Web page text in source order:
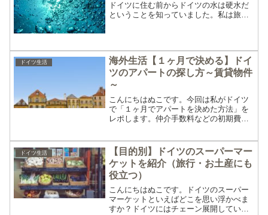
ドイツに住む前からドイツの水は硬水だ
ということを知っていました。私は旅行
きませんでしたが、ドイツ...
ドイツ生活
海外生活【１ヶ月で決める】ドイ
ツのアパートの探し方～賃貸物件
～
こんにちはぬこです。今回は私がドイツ
で「１ヶ月でアパートを決めた方法」を
レポします。仲介手数料などの初期費用
らドイツに住む予定のある方のご参考に
なれば幸いです。ドイツの...
ドイツ生活
【目的別】ドイツのスーパーマー
ケットを紹介（旅行・お土産にも
役立つ）
こんにちはぬこです。ドイツのスーパー
マーケットといえばどこを思い浮かべま
すか？ドイツにはチェーン展開している